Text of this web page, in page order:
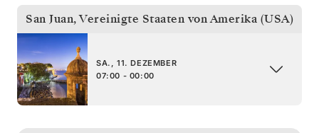
San Juan,Vereinigte Staaten von Amerika (USA)
SA., 11. DEZEMBER
07:00 - 00:00